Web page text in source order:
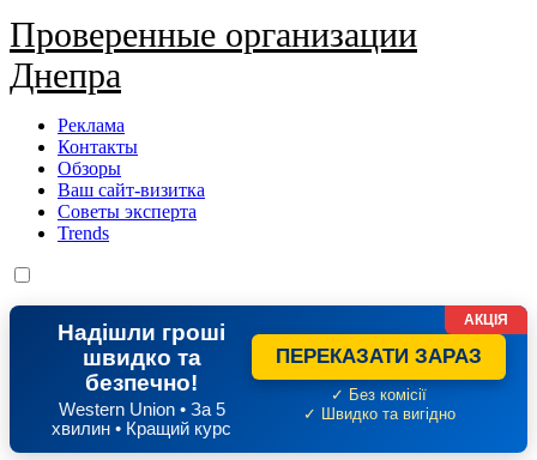
Проверенные организации
Днепра
Реклама
Контакты
Обзоры
Ваш сайт-визитка
Советы эксперта
Trends
Надішли гроші
швидко та
безпечно!
Western Union • За 5
хвилин • Кращий курс
ПЕРЕКАЗАТИ ЗАРАЗ
✓ Без комісії
✓ Швидко та вигідно
АКЦІЯ